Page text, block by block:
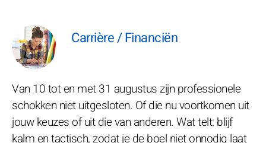
Carrière / Financiën
Van 10 tot en met 31 augustus zijn professionele
schokken niet uitgesloten. Of die nu voortkomen uit
jouw keuzes of uit die van anderen. Wat telt: blijf
kalm en tactisch, zodat je de boel niet onnodig laat